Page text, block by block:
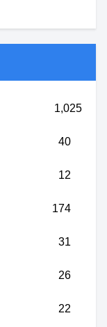
1,025
40
12
174
31
26
22